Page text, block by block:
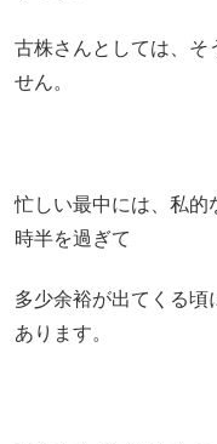
古株さんとしては、そ
せん。
忙しい最中には、私的
時半を過ぎて
多少余裕が出てくる頃
あります。